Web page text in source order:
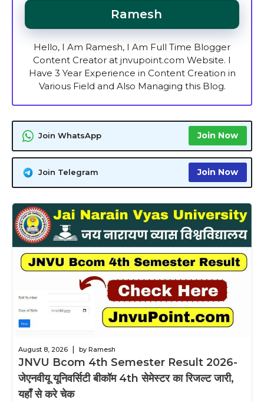
Ramesh
Hello, I Am Ramesh, I Am Full Time Blogger
Content Creator at jnvupoint.com Website. I
Have 3 Year Experience in Content Creation in
Various Field and Also Managing this Blog.
Join WhatsApp Join Now
Join Telegram Join Now
August 8, 2026 by Ramesh
JNVU Bcom 4th Semester Result 2026-
जेएनवीयू यूनिवर्सिटी बीकॉम 4th सेमेस्टर का रिजल्ट जारी,
यहाँ से करे चेक